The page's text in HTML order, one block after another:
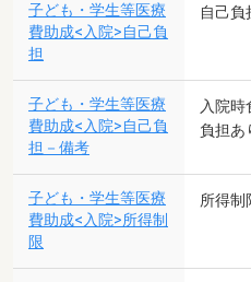
子ども・学生等医療
費助成<入院>自己負
担
自己負
子ども・学生等医療
費助成<入院>自己負
担－備考
入院
負担あ
子ども・学生等医療
費助成<入院>所得制
限
所得制